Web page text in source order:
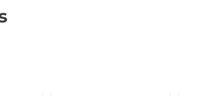
com uma variedade de pratos. Experimente